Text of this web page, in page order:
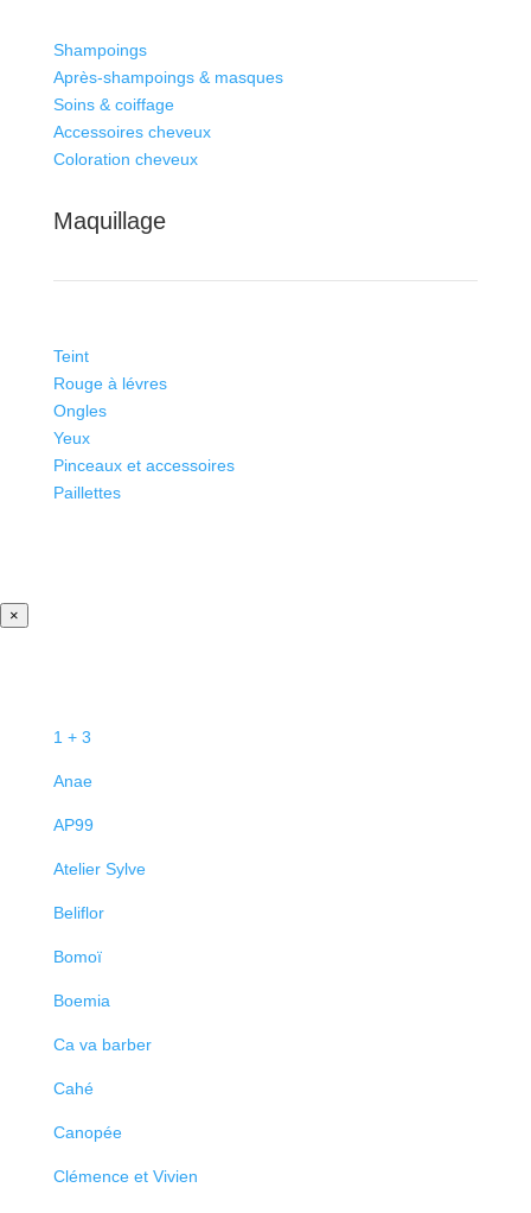
Shampoings
Après-shampoings & masques
Soins & coiffage
Accessoires cheveux
Coloration cheveux
Maquillage
Teint
Rouge à lévres
Ongles
Yeux
Pinceaux et accessoires
Paillettes
×
1 + 3
Anae
AP99
Atelier Sylve
Beliflor
Bomoï
Boemia
Ca va barber
Cahé
Canopée
Clémence et Vivien